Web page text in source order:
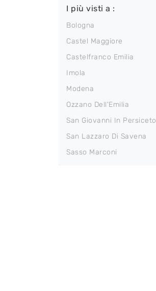
I più visti a :
Bologna
Castel Maggiore
Castelfranco Emilia
Imola
Modena
Ozzano Dell'Emilia
San Giovanni In Persiceto
San Lazzaro Di Savena
Sasso Marconi